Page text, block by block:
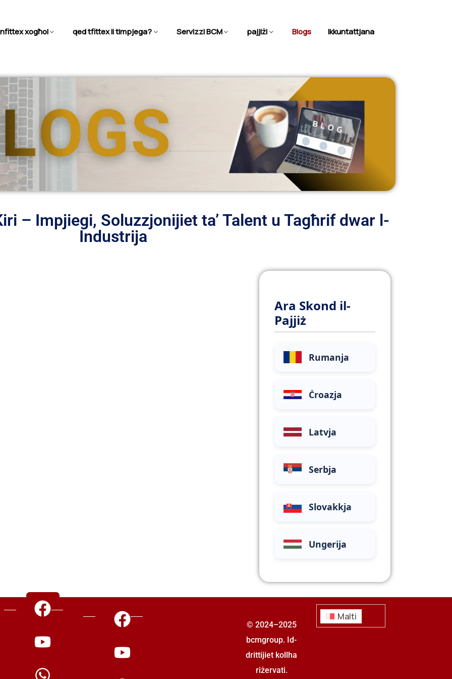
xogħol qed tfittex li timpjega? Servizzi BCM pajjiżi Blogs Ikkuntattjana
– Impjiegi, Soluzzjonijiet ta’ Talent u Tagħrif dwar l-
Industrija
Ara Skond il-
Pajjiż
Rumanja
Ċroazja
Latvja
Serbja
Slovakkja
Ungerija
© 2024–2025
bcmgroup. Id-
drittijiet kollha
riżervati.
Malti